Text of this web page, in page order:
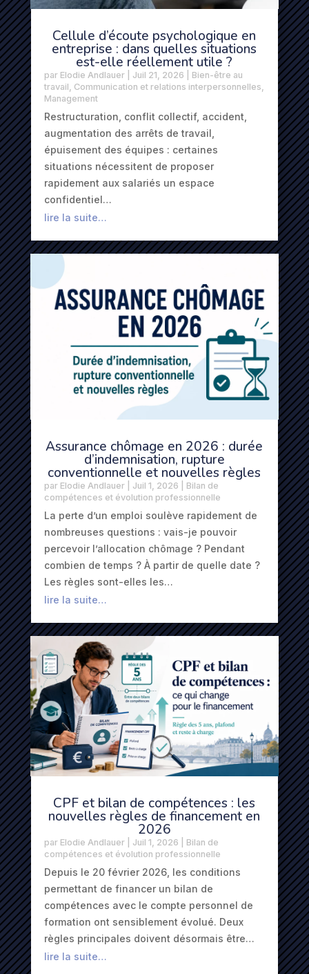
Cellule d’écoute psychologique en
entreprise : dans quelles situations
est-elle réellement utile ?
par Elodie Andlauer| Juil 21, 2026
Bien-être au
travail Communication et relations interpersonnelles
Management
Restructuration, conflit collectif, accident,
augmentation des arrêts de travail,
épuisement des équipes : certaines
situations nécessitent de proposer
rapidement aux salariés un espace
confidentiel…
lire la suite…
Assurance chômage en 2026 : durée
d’indemnisation, rupture
conventionnelle et nouvelles règles
par Elodie Andlauer| Juil 1, 2026
Bilan de
compétences et évolution professionnelle
La perte d’un emploi soulève rapidement de
nombreuses questions : vais-je pouvoir
percevoir l’allocation chômage ? Pendant
combien de temps ? À partir de quelle date ?
Les règles sont-elles les…
lire la suite…
CPF et bilan de compétences : les
nouvelles règles de financement en
2026
par Elodie Andlauer| Juil 1, 2026
Bilan de
compétences et évolution professionnelle
Depuis le 20 février 2026, les conditions
permettant de financer un bilan de
compétences avec le compte personnel de
formation ont sensiblement évolué. Deux
règles principales doivent désormais être…
lire la suite…